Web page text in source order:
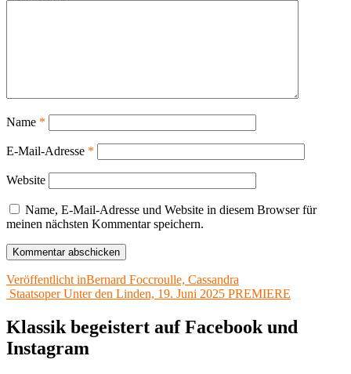
Name *
E-Mail-Adresse *
Website
Name, E-Mail-Adresse und Website in diesem Browser für
meinen nächsten Kommentar speichern.
Beitragsnavigation
Veröffentlicht inBernard Foccroulle, Cassandra
Staatsoper Unter den Linden, 19. Juni 2025 PREMIERE
Klassik begeistert auf Facebook und
Instagram